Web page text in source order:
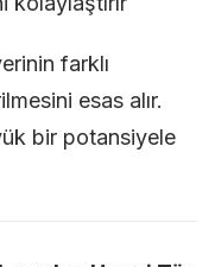
farklı
esas alır.
bir potansiyele